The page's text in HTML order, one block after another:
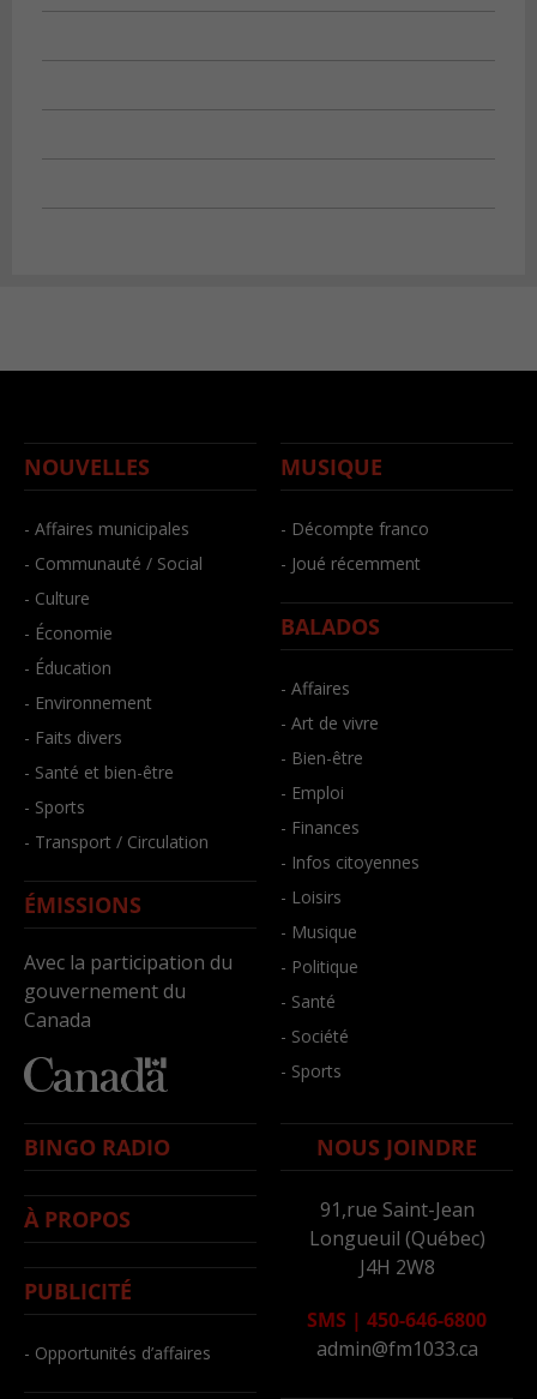
NOUVELLES
- Affaires municipales
- Communauté / Social
- Culture
- Économie
- Éducation
- Environnement
- Faits divers
- Santé et bien-être
- Sports
- Transport / Circulation
ÉMISSIONS
Avec la participation du
gouvernement du
Canada
MUSIQUE
- Décompte franco
- Joué récemment
BALADOS
- Affaires
- Art de vivre
- Bien-être
- Emploi
- Finances
- Infos citoyennes
- Loisirs
- Musique
- Politique
- Santé
- Société
- Sports
BINGO RADIO
À PROPOS
PUBLICITÉ
- Opportunités d’affaires
NOUS JOINDRE
91,rue Saint-Jean
Longueuil (Québec)
J4H 2W8
SMS | 450-646-6800
admin@fm1033.ca